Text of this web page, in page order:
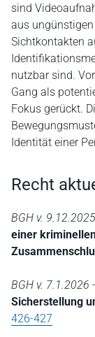
sind
aus
Sichtkontakten
nutzbar sind.
Gang als
Fokus gerückt.
Identität einer
Recht
BGH v.
einer
BGH v. 7.1.2026
Sicherstellung
426-427